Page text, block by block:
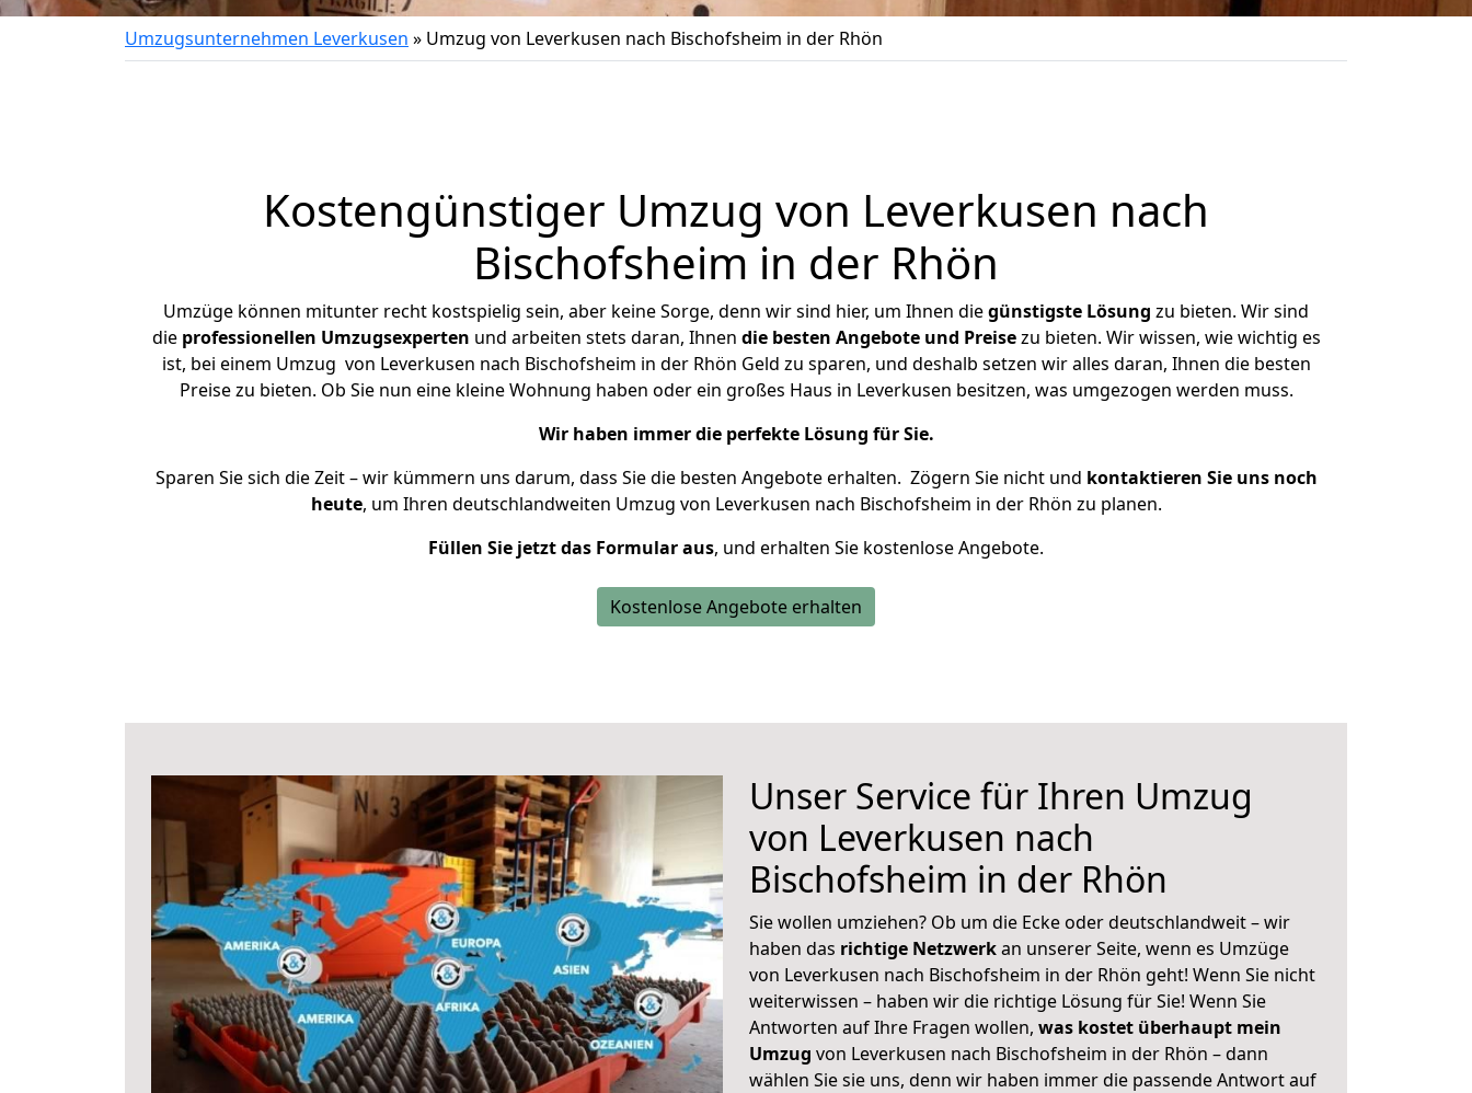
Umzugsunternehmen Leverkusen » Umzug von Leverkusen nach Bischofsheim in der Rhön
Kostengünstiger Umzug von Leverkusen nach
Bischofsheim in der Rhön
Umzüge können mitunter recht kostspielig sein, aber keine Sorge, denn wir sind hier, um Ihnen diegünstigste Lösung zu bieten. Wir sind
die professionellen Umzugsexperten und arbeiten stets daran, Ihnen die besten Angebote und Preisezu bieten. Wir wissen, wie wichtig es
ist, bei einem Umzug von Leverkusen nach Bischofsheim in der Rhön Geld zu sparen, und deshalb setzen wir alles daran, Ihnen die besten
Preise zu bieten. Ob Sie nun eine kleine Wohnung haben oder ein großes Haus in Leverkusen besitzen, was umgezogen werden muss.
Wir haben immer die perfekte Lösung für Sie.
Sparen Sie sich die Zeit – wir kümmern uns darum, dass Sie die besten Angebote erhalten. Zögern Sie nicht und kontaktieren Sie uns noch
heute, um Ihren deutschlandweiten Umzug von Leverkusen nach Bischofsheim in der Rhön zu planen.
Füllen Sie jetzt das Formular aus, und erhalten Sie kostenlose Angebote.
Kostenlose Angebote erhalten
Unser Service für Ihren Umzug
von Leverkusen nach
Bischofsheim in der Rhön
Sie wollen umziehen? Ob um die Ecke oder deutschlandweit – wir
haben das richtige Netzwerkan unserer Seite, wenn es Umzüge
von Leverkusen nach Bischofsheim in der Rhön geht! Wenn Sie nicht
weiterwissen – haben wir die richtige Lösung für Sie! Wenn Sie
Antworten auf Ihre Fragen wollen, was kostet überhaupt mein
Umzug von Leverkusen nach Bischofsheim in der Rhön – dann
wählen Sie sie uns, denn wir haben immer die passende Antwort auf